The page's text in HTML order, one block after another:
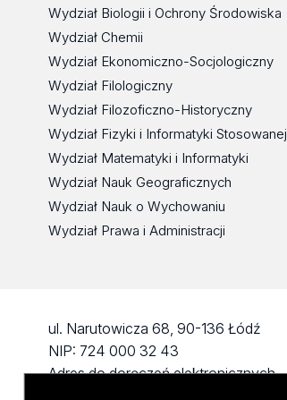
Wydział Biologii i Ochrony Środowiska
Wydział Chemii
Wydział Ekonomiczno-Socjologiczny
Wydział Filologiczny
Wydział Filozoficzno-Historyczny
Wydział Fizyki i Informatyki Stosowanej
Wydział Matematyki i Informatyki
Wydział Nauk Geograficznych
Wydział Nauk o Wychowaniu
Wydział Prawa i Administracji
ul. Narutowicza 68, 90-136 Łódź
NIP: 724 000 32 43
Adres do doręczeń elektronicznych